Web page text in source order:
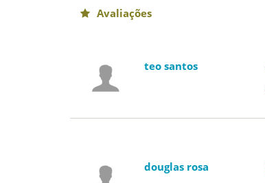
Avaliações
teo santos
douglas rosa